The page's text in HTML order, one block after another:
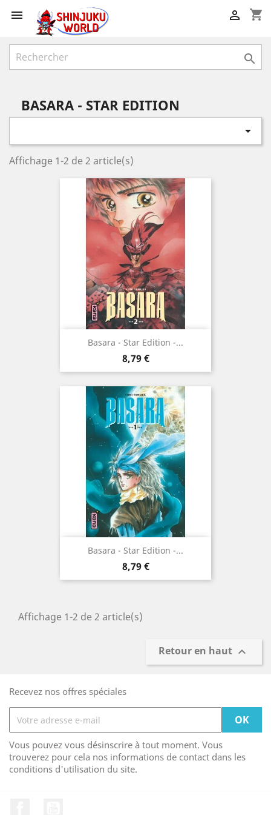
 shopping_cart


BASARA - STAR EDITION

Affichage 1-2 de 2 article(s)
Basara - Star Edition -...
Prix
8,79 €
Basara - Star Edition -...
Prix
8,79 €
Affichage 1-2 de 2 article(s)
Retour en haut 
Recevez nos offres spéciales
Vous pouvez vous désinscrire à tout moment. Vous
trouverez pour cela nos informations de contact dans les
conditions d'utilisation du site.